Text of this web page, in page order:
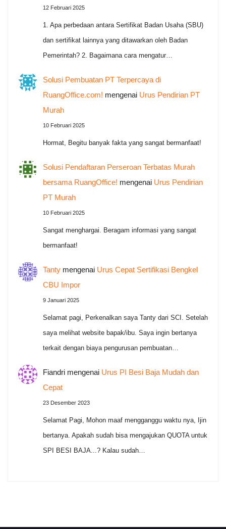
12 Februari 2025
1. Apa perbedaan antara Sertifikat Badan Usaha (SBU)
dan sertifikat lainnya yang ditawarkan oleh Badan
Pemerintah? 2. Bagaimana cara mengatur…
Solusi Pembuatan PT Terpercaya di
RuangOffice.com! mengenai Urus Pendirian PT
Murah
10 Februari 2025
Hormat, Begitu banyak fakta yang sangat bermanfaat!
Solusi Pendaftaran Perseroan Terbatas Murah
bersama RuangOffice! mengenai Urus Pendirian
PT Murah
10 Februari 2025
Sangat menghargai. Beragam informasi yang sangat
bermanfaat!
Tantymengenai Urus Cepat Sertifikasi Bengkel
CBU Impor
9 Januari 2025
Selamat pagi, Perkenalkan saya Tanty dari SCI. Setelah
saya melihat website bapak/ibu. Saya ingin bertanya
terkait dengan biaya pengurusan pembuatan…
Fiandrimengenai Urus PI Besi Baja Mudah dan
Cepat
23 Desember 2023
Selamat Pagi, Mohon maaf mengganggu waktu nya, Ijin
bertanya. Apakah sudah bisa mengajukan QUOTA untuk
SPI BESI BAJA...? Kalau sudah…